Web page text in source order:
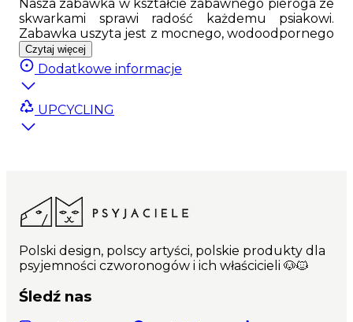
Nasza zabawka w kształcie zabawnego pieroga ze
skwarkami sprawi radość każdemu psiakowi.
Zabawka uszyta jest z mocnego, wodoodpornego
materiału; w środku wypełniona została miękką
owatą. Ciekawy wzór zaprojektowany przez
wspaniałą ilustratorkę Adelę Madej sprawi, że
każdy pupil będzie zadowolony z takiego
prezentu
Zabawka została wykonana w Polsce, z najwyższej
Najważniejsze cechy produktu: Wysokiej jakości,
dostępny jedynie na Psyjaciele.com; Możliwość
prania; Miękkie wypełnienie
Czytaj więcej
Dodatkowe informacje
UPCYCLING
Polski design, polscy artyści, polskie produkty dla
psyjemności czworonogów i ich właścicieli 🐶🐱
Śledź nas